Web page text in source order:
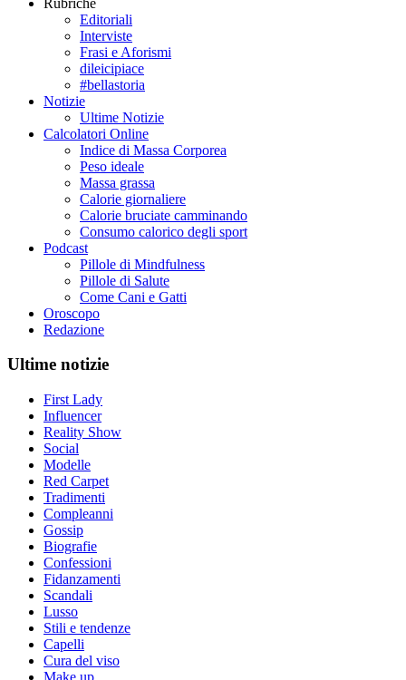
Editoriali
Interviste
Frasi e Aforismi
dileicipiace
#bellastoria
Notizie
Ultime Notizie
Calcolatori Online
Indice di Massa Corporea
Peso ideale
Massa grassa
Calorie giornaliere
Calorie bruciate camminando
Consumo calorico degli sport
Podcast
Pillole di Mindfulness
Pillole di Salute
Come Cani e Gatti
Oroscopo
Redazione
Ultime notizie
First Lady
Influencer
Reality Show
Social
Modelle
Red Carpet
Tradimenti
Compleanni
Gossip
Biografie
Confessioni
Fidanzamenti
Scandali
Lusso
Stili e tendenze
Capelli
Cura del viso
Make up